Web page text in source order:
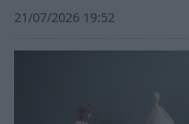
21/07/2026 19:52